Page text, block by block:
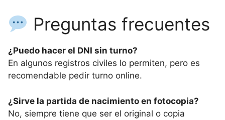
Preguntas frecuentes
¿Puedo hacer el DNI sin turno?
En algunos registros civiles lo permiten, pero es
recomendable pedir turno online.
¿Sirve la partida de nacimiento en fotocopia?
No, siempre tiene que ser el original o copia